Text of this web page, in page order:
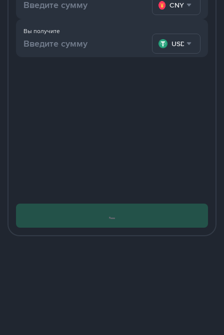
CNY
Вы получите
USDT